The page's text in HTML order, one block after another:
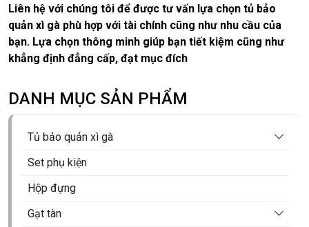
Liên hệ với chúng tôi để được tư vấn lựa chọn tủ bảo
quản xì gà phù hợp với tài chính cũng như nhu cầu của
bạn. Lựa chọn thông minh giúp bạn tiết kiệm cũng như
khẳng định đẳng cấp, đạt mục đích
DANH MỤC SẢN PHẨM
Tủ bảo quản xì gà
Tủ xì gà Cohiba
Tủ xì gà Golden Fire
Tủ xì gà mini
Set phụ kiện
Hộp đựng
Gạt tàn